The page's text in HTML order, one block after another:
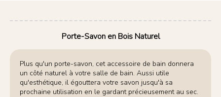
Porte-Savon en Bois Naturel
Plus qu'un porte-savon, cet accessoire de bain donnera
un côté naturel à votre salle de bain. Aussi utile
qu'esthétique, il égouttera votre savon jusqu'à sa
prochaine utilisation en le gardant précieusement au sec.